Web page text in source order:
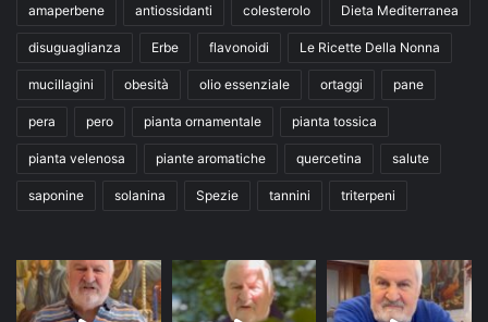
amaperbene antiossidanti colesterolo Dieta Mediterranea
disuguaglianza Erbe flavonoidi Le Ricette Della Nonna
mucillagini obesità olio essenziale ortaggi pane
pera pero pianta ornamentale pianta tossica
pianta velenosa piante aromatiche quercetina salute
saponine solanina Spezie tannini triterpeni